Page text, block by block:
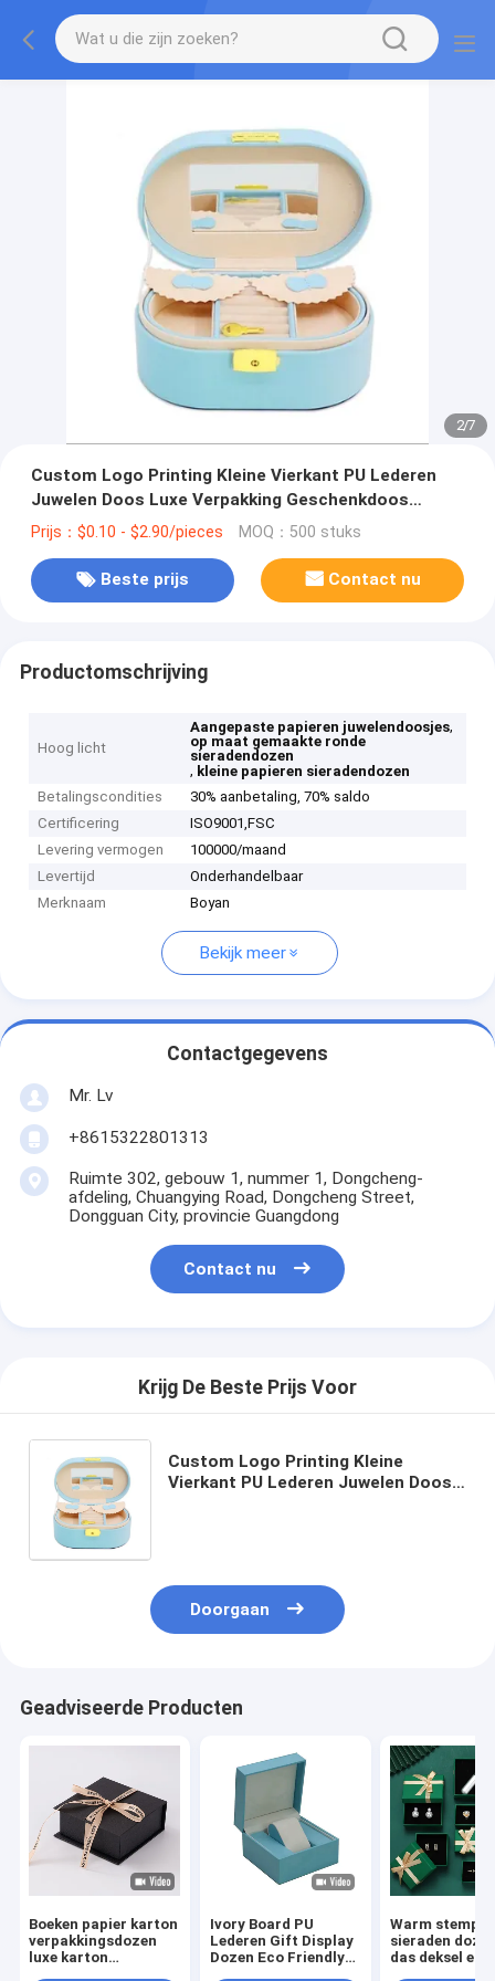
2/7
Custom Logo Printing Kleine Vierkant PU Lederen
Juwelen Doos Luxe Verpakking Geschenkdoos
Vierkant Ontwerp Gratis Monsters beschikbaar
Prijs：$0.10 - $2.90/pieces MOQ：500 stuks
Beste prijs Contact nu
Productomschrijving
Hoog licht
Aangepaste papieren juwelendoosjes,
op maat gemaakte ronde
sieradendozen
, kleine papieren sieradendozen
Betalingscondities
30% aanbetaling, 70% saldo
Certificering
ISO9001,‌FSC
Levering vermogen
100000/maand
Levertijd
Onderhandelbaar
Merknaam
Boyan
Bekijk meer
Contactgegevens
Mr. Lv
+8615322801313
Ruimte 302, gebouw 1, nummer 1, Dongcheng-
afdeling, Chuangying Road, Dongcheng Street,
Dongguan City, provincie Guangdong
Contact nu
Krijg De Beste Prijs Voor
Custom Logo Printing Kleine
Vierkant PU Lederen Juwelen Doos
Doorgaan
Geadviseerde Producten
Boeken papier karton
verpakkingsdozen
luxe karton
Ivory Board PU
Lederen Gift Display
Dozen Eco Friendly
Warm
sieraden
das deksel en